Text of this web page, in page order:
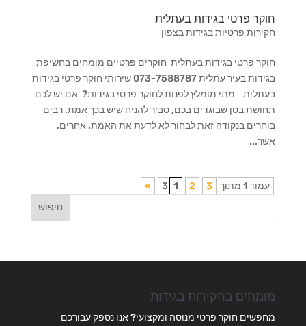
חוקר פרטי בגידות בעתלית
חקירות פרטיות בגידות בצפון
חוקר פרטי בגידות בעתלית חוקרים פרטיים מומחים בחשיפת
בגידות בעיר עתלית 073-7588787 שירותי חוקר פרטי בגידות
בעתלית מתי מומלץ לפנות לחוקר פרטי בגידות? אם יש לכם
תחושת בטן שבוגדים בכם, סביר להניח שיש בכך אמת. רבים
בוחרים בנקודה זאת לבחור לא לדעת את האמת. אחרים,
אשר...
עמוד 1 מתוך 3 1 2 3
»
מומחים בחקירות בגידות
מחפשים חוקר פרטי מנוסה ומקצועי? אנו נספק עבורכם